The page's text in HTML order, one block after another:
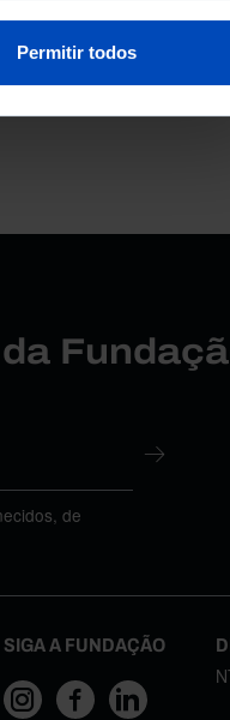
Permitir todos
de
SIGA A FUNDAÇÃO